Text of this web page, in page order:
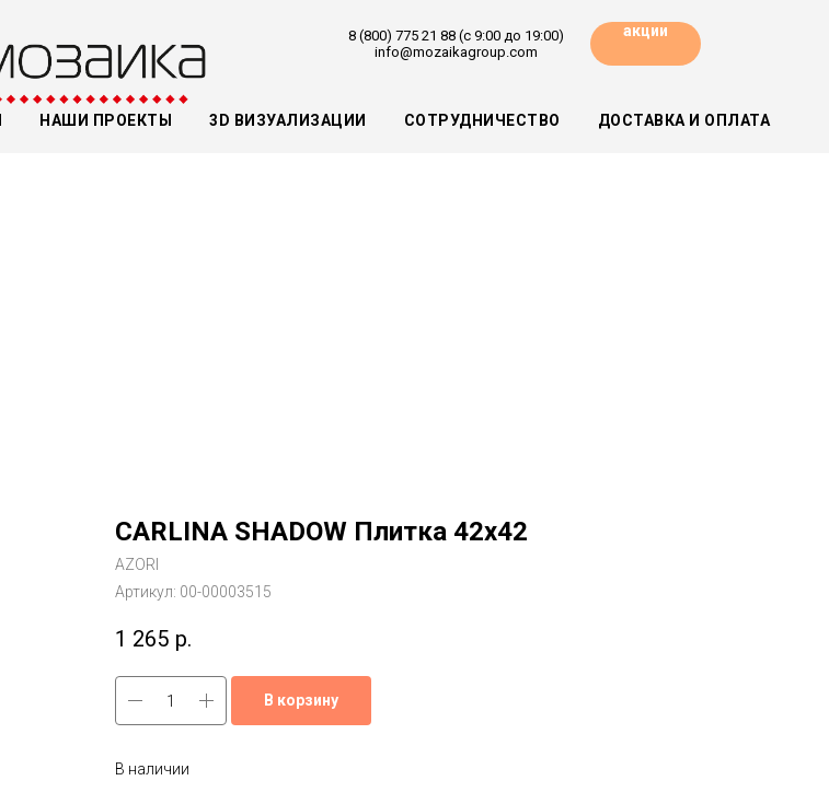
8 (800) 775 21 88 (с 9:00 до 19:00)
info@mozaikagroup.com
акции
НАШИ ПРОЕКТЫ 3D ВИЗУАЛИЗАЦИИ СОТРУДНИЧЕСТВО ДОСТАВКА И ОПЛАТА
CARLINA SHADOW Плитка 42x42
AZORI
Артикул: 00-00003515
1 265 р.
В корзину
В наличии